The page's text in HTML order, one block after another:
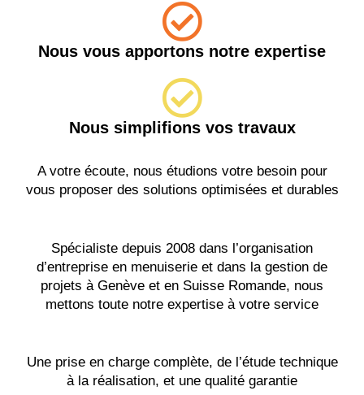
Nous vous apportons notre expertise
Nous simplifions vos travaux
A votre écoute, nous étudions votre besoin pour
vous proposer des solutions optimisées et durables
Spécialiste depuis 2008 dans l’organisation
d’entreprise en menuiserie et dans la gestion de
projets à Genève et en Suisse Romande, nous
mettons toute notre expertise à votre service
Une prise en charge complète, de l’étude technique
à la réalisation, et une qualité garantie